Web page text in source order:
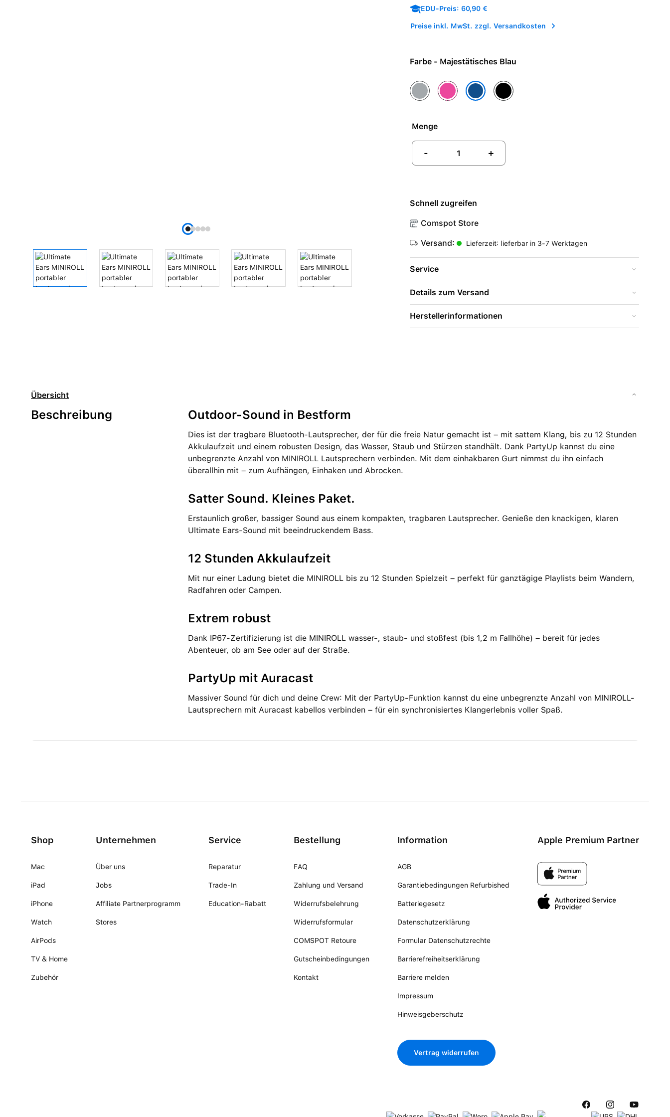
EDU-Preis: 60,90 €
Preise inkl. MwSt. zzgl. Versandkosten
Farbe - Majestätisches Blau
Attraktives Grau
Beruhigendes Pink
Majestätisches Blau
Sanftes Schwarz
Menge
- +
Schnell zugreifen
Comspot Store
Versand: Lieferzeit: lieferbar in 3-7 Werktagen
Service
Details zum Versand
Herstellerinformationen
Übersicht
Beschreibung Outdoor-Sound in Bestform
Dies ist der tragbare Bluetooth-Lautsprecher, der für die freie Natur gemacht ist – mit sattem Klang, bis zu 12 Stunden
Akkulaufzeit und einem robusten Design, das Wasser, Staub und Stürzen standhält. Dank PartyUp kannst du eine
unbegrenzte Anzahl von MINIROLL Lautsprechern verbinden. Mit dem einhakbaren Gurt nimmst du ihn einfach
überallhin mit – zum Aufhängen, Einhaken und Abrocken.
Satter Sound. Kleines Paket.
Erstaunlich großer, bassiger Sound aus einem kompakten, tragbaren Lautsprecher. Genieße den knackigen, klaren
Ultimate Ears-Sound mit beeindruckendem Bass.
12 Stunden Akkulaufzeit
Mit nur einer Ladung bietet die MINIROLL bis zu 12 Stunden Spielzeit – perfekt für ganztägige Playlists beim Wandern,
Radfahren oder Campen.
Extrem robust
Dank IP67-Zertifizierung ist die MINIROLL wasser-, staub- und stoßfest (bis 1,2 m Fallhöhe) – bereit für jedes
Abenteuer, ob am See oder auf der Straße.
PartyUp mit Auracast
Massiver Sound für dich und deine Crew: Mit der PartyUp-Funktion kannst du eine unbegrenzte Anzahl von MINIROLL-
Lautsprechern mit Auracast kabellos verbinden – für ein synchronisiertes Klangerlebnis voller Spaß.
Shop
Mac
iPad
iPhone
Watch
AirPods
TV & Home
Zubehör
Unternehmen
Über uns
Jobs
Affiliate Partnerprogramm
Stores
Service
Reparatur
Trade-In
Education-Rabatt
Bestellung
FAQ
Zahlung und Versand
Widerrufsbelehrung
Widerrufsformular
COMSPOT Retoure
Gutscheinbedingungen
Kontakt
Information
AGB
Garantiebedingungen Refurbished
Batteriegesetz
Datenschutzerklärung
Formular Datenschutzrechte
Barrierefreiheitserklärung
Barriere melden
Impressum
Hinweisgeberschutz
Vertrag widerrufen
Apple Premium Partner